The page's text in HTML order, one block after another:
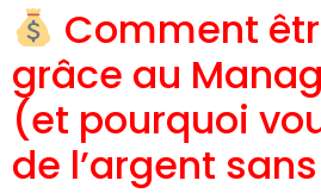
Comment
grâce au
(et pourquoi
de l’argent